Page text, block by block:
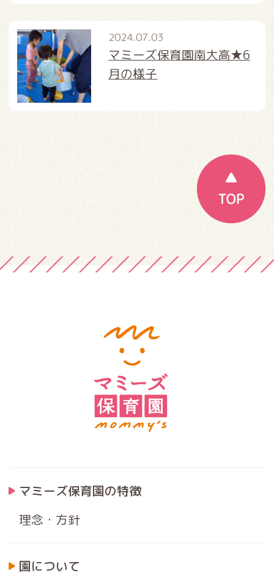
2024.07.03
マミーズ保育園南大高★6
月の様子
マミーズ保育園の特徴
理念・方針
園について